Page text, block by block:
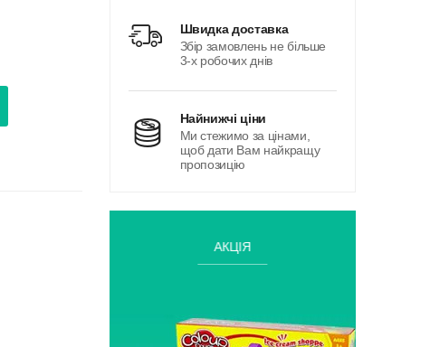
швидка доставка
Збір замовлень не більше
3-х робочих днів
найнижчі ціни
Ми стежимо за цінами,
щоб дати Вам найкращу
пропозицію
АКЦІЯ